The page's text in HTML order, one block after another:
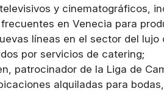
y cinematográficos,
en Venecia para
líneas en el sector del
por servicios de catering;
patrocinador de la Liga de
alquiladas para